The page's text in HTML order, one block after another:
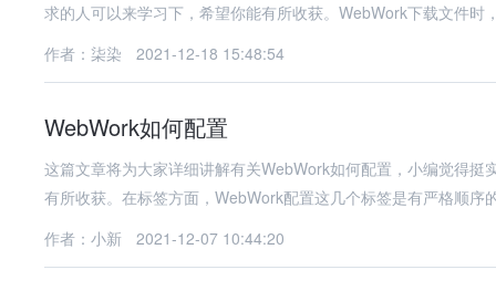
求的人可以来学习下，希望你能有所收获。WebWork下载文件时
作者：柒染
2021-12-18 15:48:54
WebWork如何配置
这篇文章将为大家详细讲解有关WebWork如何配置，小编觉得
有所收获。在标签方面，WebWork配置这几个标签是有严格顺序
作者：小新
2021-12-07 10:44:20